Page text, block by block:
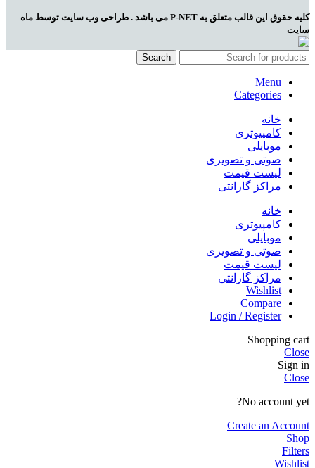
کلیه حقوق این قالب متعلق به P-NET می باشد . طراحی وب سایت توسط ماه
سایت
Search
Menu
Categories
خانه
کامپیوتری
موبایلی
صوتی و تصویری
لیست قیمت
مراکز گارانتی
خانه
کامپیوتری
موبایلی
صوتی و تصویری
لیست قیمت
مراکز گارانتی
Wishlist
Compare
Login / Register
Shopping cart
Close
Sign in
Close
No account yet?
Create an Account
Shop
Filters
Wishlist